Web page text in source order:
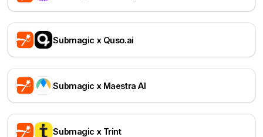
Submagic x Quso.ai
Submagic x Maestra AI
Submagic x Trint